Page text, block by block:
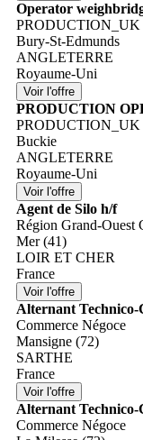
Operator
PRODUCTION_UK
Bury-St-Edmunds
ANGLETERRE
Royaume-Uni
PRODUCTION
PRODUCTION_UK
Buckie
ANGLETERRE
Royaume-Uni
Agent de Silo h/f
Région Grand-Ouest
Mer (41)
LOIR ET CHER
France
Alternant
Commerce Négoce
Mansigne (72)
SARTHE
France
Alternant
Commerce Négoce